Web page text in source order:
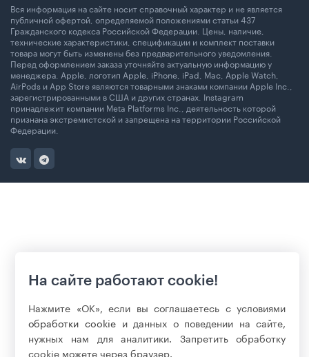
Вся информация на сайте носит справочный характер и не является
публичной офертой, определяемой положениями статьи 437
Гражданского кодекса Российской Федерации. Цены, наличие,
технические характеристики, спецификации и комплект поставки
товара могут быть изменены без предварительного уведомления.
Перед оформлением заказа уточняйте актуальную информацию у
менеджера. Apple, логотип Apple, iPhone, iPad, Mac, Apple Watch,
AirPods и App Store являются товарными знаками компании Apple Inc.,
зарегистрированными в США и других странах. Instagram
принадлежит компании Meta Platforms Inc., деятельность которой
признана экстремистской и запрещена на территории Российской
Федерации.
На сайте работают cookie!
Нажмите «ОК», если вы соглашаетесь с условиями
обработки cookie и данных о поведении на сайте,
нужных нам для аналитики. Запретить обработку
cookie можете через браузер.